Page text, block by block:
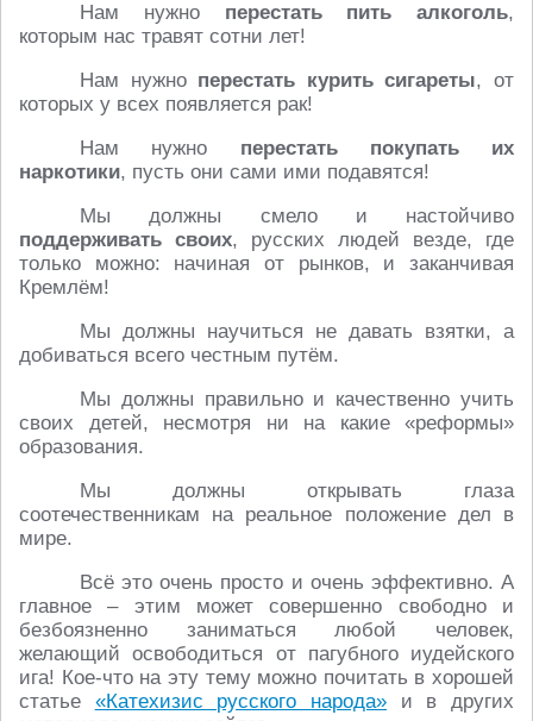
Нам нужно перестать пить алкоголь,
которым нас травят сотни лет!
Нам нужно перестать курить сигареты, от
которых у всех появляется рак!
Нам нужно перестать покупать их
наркотики, пусть они сами ими подавятся!
Мы должны смело и настойчиво
поддерживать своих, русских людей везде, где
только можно: начиная от рынков, и заканчивая
Кремлём!
Мы должны научиться не давать взятки, а
добиваться всего честным путём.
Мы должны правильно и качественно учить
своих детей, несмотря ни на какие «реформы»
образования.
Мы должны открывать глаза
соотечественникам на реальное положение дел в
мире.
Всё это очень просто и очень эффективно. А
главное – этим может совершенно свободно и
безбоязненно заниматься любой человек,
желающий освободиться от пагубного иудейского
ига! Кое-что на эту тему можно почитать в хорошей
статье «Катехизис русского народа» и в других